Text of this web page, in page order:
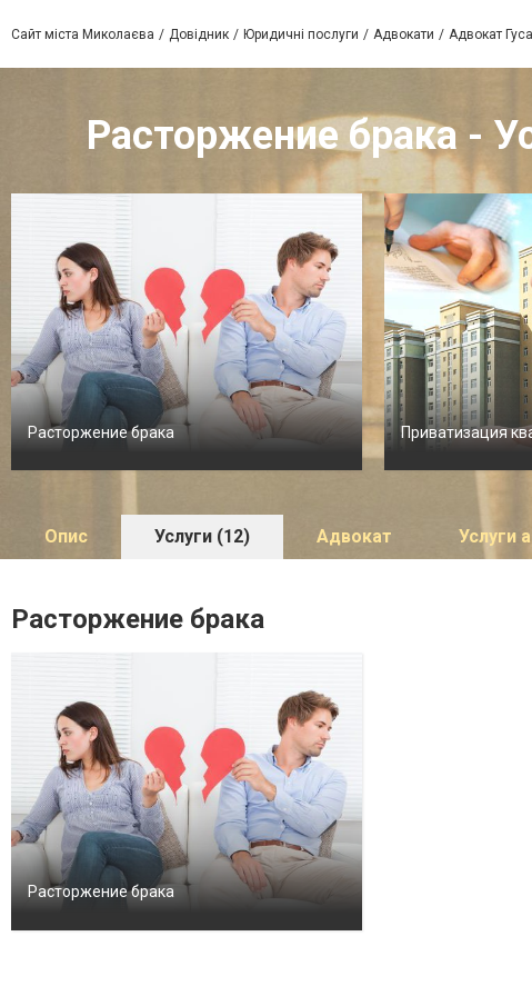
Сайт міста Миколаєва Довідник Юридичні послуги Адвокати Адвокат
Расторжение брака -
Расторжение брака Приватизация
Опис Услуги (12) Адвокат Услуги
Расторжение брака
Расторжение брака